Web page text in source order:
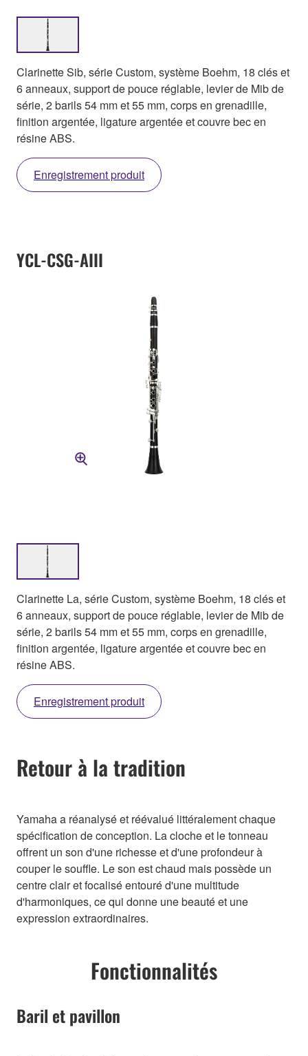
Clarinette Sib, série Custom, système Boehm, 18 clés et
6 anneaux, support de pouce réglable, levier de Mib de
série, 2 barils 54 mm et 55 mm, corps en grenadille,
finition argentée, ligature argentée et couvre bec en
résine ABS.
Enregistrement produit
YCL-CSG-AIII
Clarinette La, série Custom, système Boehm, 18 clés et
6 anneaux, support de pouce réglable, levier de Mib de
série, 2 barils 54 mm et 55 mm, corps en grenadille,
finition argentée, ligature argentée et couvre bec en
résine ABS.
Enregistrement produit
Retour à la tradition
Yamaha a réanalysé et réévalué littéralement chaque
spécification de conception. La cloche et le tonneau
offrent un son d'une richesse et d'une profondeur à
couper le souffle. Le son est chaud mais possède un
centre clair et focalisé entouré d'une multitude
d'harmoniques, ce qui donne une beauté et une
expression extraordinaires.
Fonctionnalités
Baril et pavillon